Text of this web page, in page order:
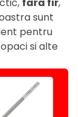
fara fir,
sunt
pentru
si alte